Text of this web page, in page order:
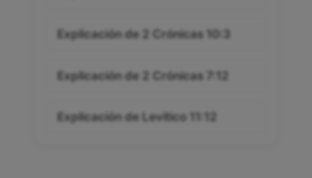
Explicación de 2 Crónicas 10:3
Explicación de 2 Crónicas 7:12
Explicación de Levítico 11:12